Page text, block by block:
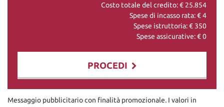
Costo totale del credito: € 25.854
Spese di incasso rata: €4
Spese istruttoria: € 350
Spese assicurative: €0
PROCEDI
Contattaci
Messaggio pubblicitario con finalità promozionale. I valori in